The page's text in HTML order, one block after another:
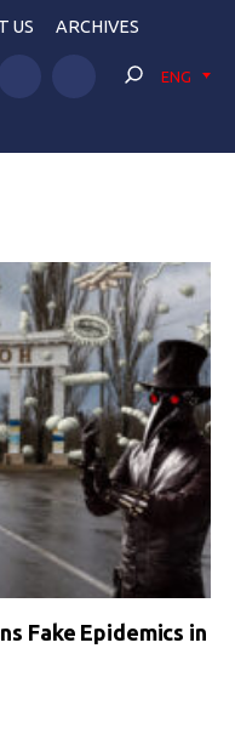
US ARCHIVES
ENG
Fake Epidemics in